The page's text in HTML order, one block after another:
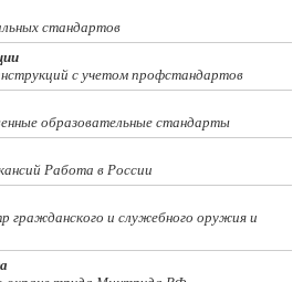
стандартов
с учетом профстандартов
образовательные стандарты
Работа в России
гражданского и служебного оружия и